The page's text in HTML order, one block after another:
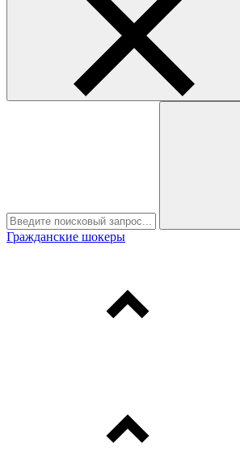
Гражданские шокеры